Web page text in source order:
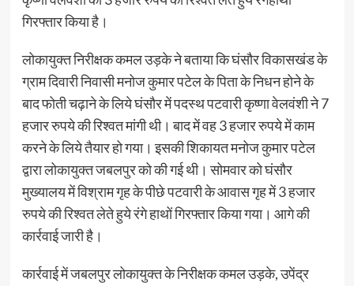
गिरफ्तार किया है।
लोकायुक्त निरीक्षक कमल उड़के ने बताया कि घंसौर विकासखंड के
ग्राम दिवारी निवासी मनोज कुमार पटेल के पिता के निधन होने के
बाद फोती चढ़ाने के लिये घंसौर में पदस्थ पटवारी कृष्णा वेलवंशी ने 7
हजार रुपये की रिश्वत मांगी थी। बाद में वह 3 हजार रुपये में काम
करने के लिये तैयार हो गया। इसकी शिकायत मनोज कुमार पटेल
द्वारा लोकायुक्त जबलपुर को की गई थी। सोमवार को घंसौर
मुख्यालय में विश्राम गृह के पीछे पटवारी के आवास गृह में 3 हजार
रुपये की रिश्वत लेते हुये रंगे हाथों गिरफ्तार किया गया। आगे की
कार्रवाई जारी है।
कार्रवाई में जबलपुर लोकायुक्त के निरीक्षक कमल उड़के, उपेंद्र